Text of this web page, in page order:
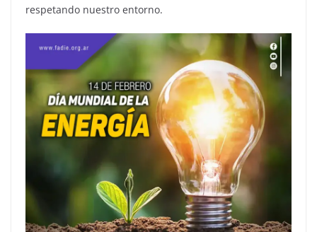
respetando nuestro entorno.